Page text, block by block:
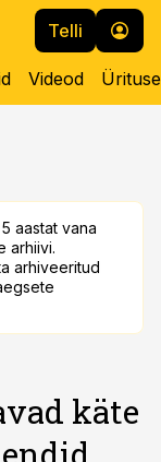
Telli
Videod
aastat vana
arhiivi.
arhiveeritud
käte